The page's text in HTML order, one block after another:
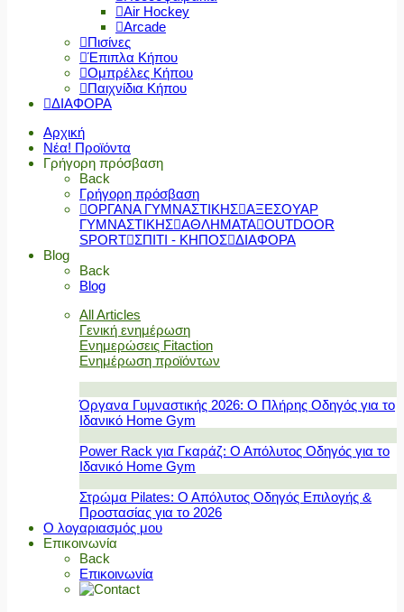
Air Hockey
Arcade
Πισίνες
Έπιπλα Κήπου
Ομπρέλες Κήπου
Παιχνίδια Κήπου
ΔΙΑΦΟΡΑ
Αρχική
Νέα! Προϊόντα
Γρήγορη πρόσβαση
Back
Γρήγορη πρόσβαση
ΟΡΓΑΝΑ ΓΥΜΝΑΣΤΙΚΗΣ ΑΞΕΣΟΥΑΡ
ΓΥΜΝΑΣΤΙΚΗΣ ΑΘΛΗΜΑΤΑ OUTDOOR
SPORT ΣΠΙΤΙ - ΚΗΠΟΣ ΔΙΑΦΟΡΑ
Blog
Back
Blog
All Articles
Γενική ενημέρωση
Ενημερώσεις Fitaction
Ενημέρωση προϊόντων
Όργανα Γυμναστικής 2026: Ο Πλήρης Οδηγός για το
Ιδανικό Home Gym
Power Rack για Γκαράζ: Ο Απόλυτος Οδηγός για το
Ιδανικό Home Gym
Στρώμα Pilates: Ο Απόλυτος Οδηγός Επιλογής &
Προστασίας για το 2026
Ο λογαριασμός μου
Επικοινωνία
Back
Επικοινωνία